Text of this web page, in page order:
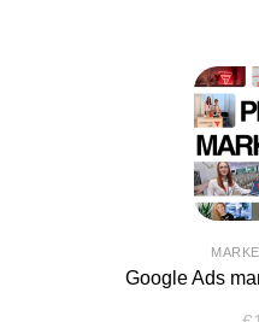
Google Ads